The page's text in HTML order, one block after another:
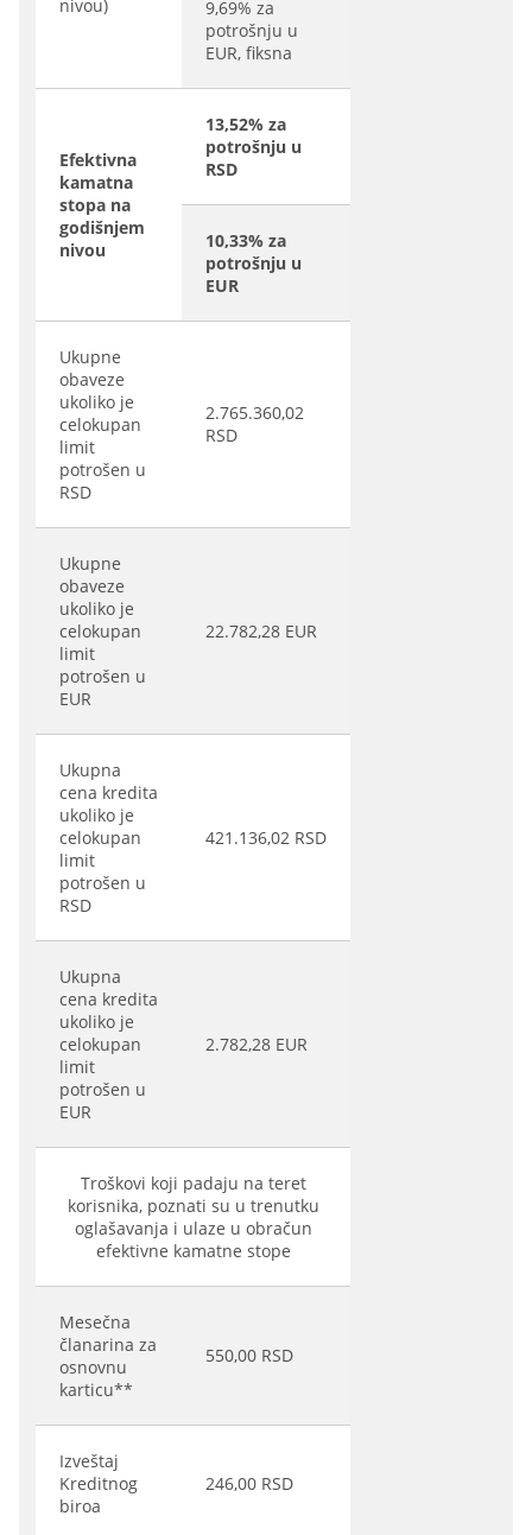
nivou)
9,69% za
potrošnju u
EUR, fiksna
Efektivna
kamatna
stopa na
godišnjem
nivou
13,52% za
potrošnju u
RSD
10,33% za
potrošnju u
EUR
Ukupne
obaveze
ukoliko je
celokupan
limit
potrošen u
RSD
2.765.360,02
RSD
Ukupne
obaveze
ukoliko je
celokupan
limit
potrošen u
EUR
22.782,28 EUR
Ukupna
cena kredita
ukoliko je
celokupan
limit
potrošen u
RSD
421.136,02 RSD
Ukupna
cena kredita
ukoliko je
celokupan
limit
potrošen u
EUR
2.782,28 EUR
Troškovi koji padaju na teret
korisnika, poznati su u trenutku
oglašavanja i ulaze u obračun
efektivne kamatne stope
Mesečna
članarina za
osnovnu
karticu**
550,00 RSD
Izveštaj
Kreditnog
biroa
246,00 RSD